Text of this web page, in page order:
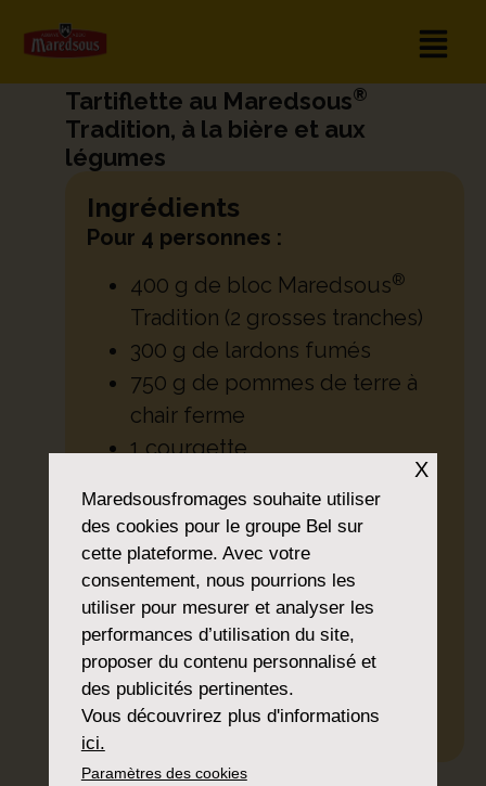
Tartiflette au Maredsous®
Tradition, à la bière et aux
légumes
Ingrédients
Pour 4 personnes :
400 g de bloc Maredsous®
Tradition (2 grosses tranches)
300 g de lardons fumés
750 g de pommes de terre à
chair ferme
1 courgette
2 oignons
20 cl de bière Maredsous
blonde
15 cl de crème fraîche
1 c à soupe d’huile d’olive
Poivre
X
Maredsousfromages souhaite utiliser
des cookies pour le groupe Bel sur
cette plateforme. Avec votre
consentement, nous pourrions les
utiliser pour mesurer et analyser les
performances d’utilisation du site,
proposer du contenu personnalisé et
des publicités pertinentes.
Vous découvrirez plus d'informations
ici.
Paramètres des cookies